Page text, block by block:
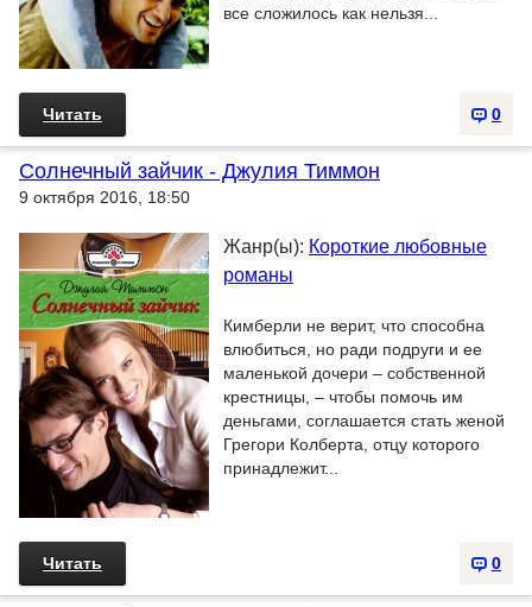
все сложилось как нельзя...
0
Читать
Солнечный зайчик - Джулия Тиммон
9 октября 2016, 18:50
Жанр(ы): Короткие любовные
романы
Кимберли не верит, что способна
влюбиться, но ради подруги и ее
маленькой дочери – собственной
крестницы, – чтобы помочь им
деньгами, соглашается стать женой
Грегори Колберта, отцу которого
принадлежит...
0
Читать